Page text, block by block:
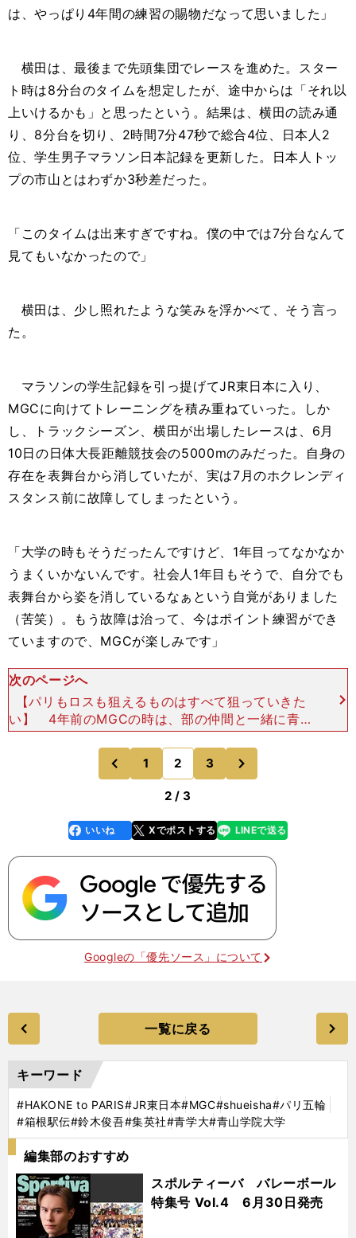
は、やっぱり 4年間の練習の賜物だなって思いました」
横田は、最後まで先頭集団でレースを進めた。スター
ト時は8分台のタイムを想定したが、途中からは「それ以
上いけるかも」と思ったという。結果は、横田の読み通
り、 8分台を切り、 2時間7分47秒で総合4位、日本人 2
位、学生男子マラソン日本記録を更新した。日本人トッ
プの市山とはわずか3秒差だった。
「このタイムは出来すぎですね。僕の中では7分台なんて
見てもいなかったので」
横田は、少し照れたような笑みを浮かべて、そう言っ
た。
マラソンの学生記録を引っ提げてJR東日本に入り、
MGCに向けてトレーニングを積み重ねていった。しか
し、トラックシーズン、横田が出場したレースは、 6月
10日の日体大長距離競技会の5000mのみだった。自身の
存在を表舞台から消していたが、実は7月のホクレンディ
スタンス前に故障してしまったという。
「大学の時もそうだったんですけど、 1年目ってなかなか
うまくいかないんです。社会人 1年目もそうで、自分でも
表舞台から姿を消しているなぁという自覚がありました
（苦笑）。もう故障は治って、今はポイント練習ができ
ていますので、 MGCが楽しみです」
次のページへ
【パリもロスも狙えるものはすべて狙っていきた
い】 4年前のMGCの時は、部の仲間と一緒に青学
大の先輩の応援にいった。藤川拓也（現中国電
力）、神野大地（現セルソース）、橋本崚（現中央
発條）らが出走して
前
のページへ
1 2 3
2 / 3
faceboo
k
いいね Xでポストする
line LINEで送る
Googleの「優先ソース」について
一覧に戻る
キーワード
#HAKONE to PARIS#JR東日本#MGC#shueisha#パリ五輪
#箱根駅伝#鈴木俊吾#集英社#青学大#青山学院大学
編集部のおすすめ
スポルティーバ バレーボール
特集号 Vol.4 6月30日発売